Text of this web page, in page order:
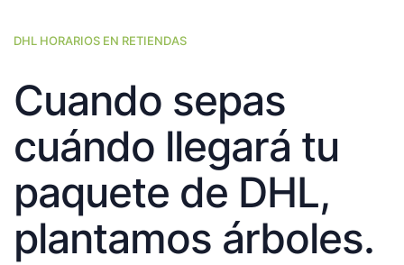
DHL HORARIOS EN RETIENDAS
Cuando sepas
cuándo llegará tu
paquete de DHL,
plantamos árboles.